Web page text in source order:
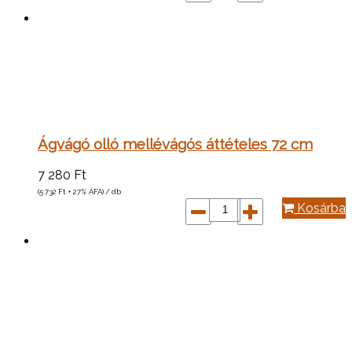
Ágvágó olló mellévágós áttételes 72 cm
7 280 Ft
(5 732 Ft + 27% ÁFA) / db
Kosárba